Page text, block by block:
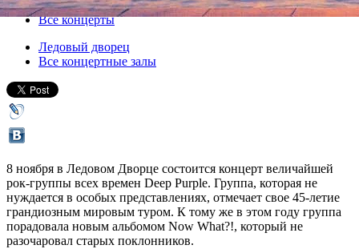
Все концерты
Ледовый дворец
Все концертные залы
8 ноября в Ледовом Дворце состоится концерт величайшей
рок-группы всех времен Deep Purple. Группа, которая не
нуждается в особых представлениях, отмечает свое 45-летие
грандиозным мировым туром. К тому же в этом году группа
порадовала новым альбомом Now What?!, который не
разочаровал старых поклонников.